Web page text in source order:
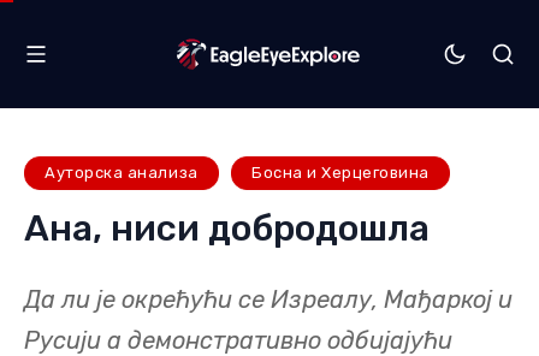
Ауторска анализа Босна и Херцеговина
Ана, ниси добродошла
Да ли је окрећући се Изреалу, Мађаркој и
Русији а демонстративно одбијајући